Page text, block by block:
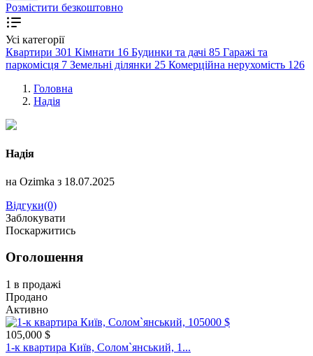
Розмістити безкоштовно
Усі категорії
Квартири 301 Кімнати 16 Будинки та дачі 85 Гаражі та
паркомісця 7 Земельні ділянки 25 Комерційна нерухомість 126
Головна
Надія
Надія
на Ozimka з 18.07.2025
Відгуки(0)
Заблокувати
Поскаржитись
Оголошення
1 в продажі
Продано
Активно
105,000 $
1-к квартира Київ, Солом`янський, 1...